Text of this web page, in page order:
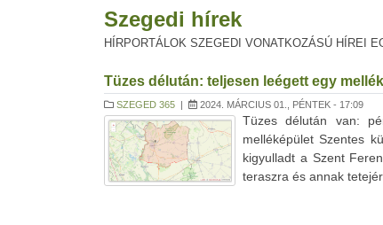
Szegedi hírek
HÍRPORTÁLOK SZEGEDI VONATKOZÁSÚ HÍREI
Tüzes délután: teljesen leégett egy
SZEGED 365 | 2024. MÁRCIUS 01., PÉNTEK - 17:09
Tüzes délután van:
melléképület Szentes
kigyulladt a Szent
teraszra és annak